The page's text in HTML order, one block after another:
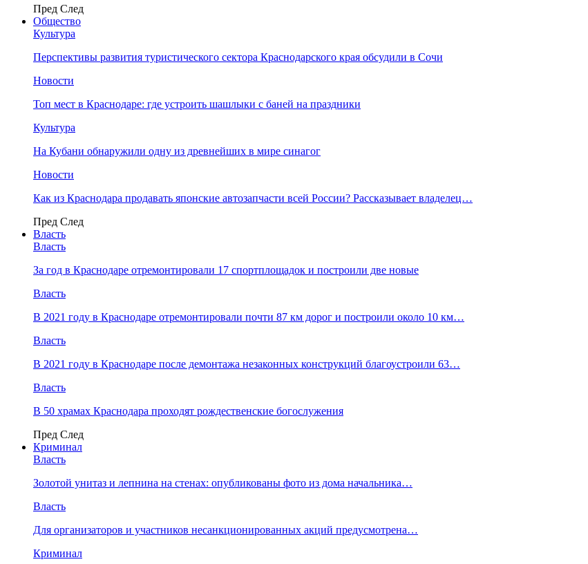
Пред След
Общество
Культура
Перспективы развития туристического сектора Краснодарского края обсудили в Сочи
Новости
Топ мест в Краснодаре: где устроить шашлыки с баней на праздники
Культура
На Кубани обнаружили одну из древнейших в мире синагог
Новости
Как из Краснодара продавать японские автозапчасти всей России? Рассказывает владелец…
Пред След
Власть
Власть
За год в Краснодаре отремонтировали 17 спортплощадок и построили две новые
Власть
В 2021 году в Краснодаре отремонтировали почти 87 км дорог и построили около 10 км…
Власть
В 2021 году в Краснодаре после демонтажа незаконных конструкций благоустроили 63…
Власть
В 50 храмах Краснодара проходят рождественские богослужения
Пред След
Криминал
Власть
​Золотой унитаз и лепнина на стенах: опубликованы фото из дома начальника…
Власть
Для организаторов и участников несанкционированных акций предусмотрена…
Криминал